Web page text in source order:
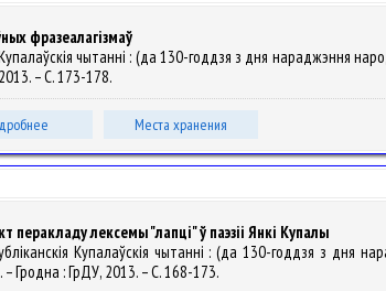
фразеалагізмаў
чытанні : (да 130-годдзя з дня нараджэння
– С. 173-178.
Места хранения
перакладу лексемы "лапці" ў паэзіі Янкі Купалы
Купалаўскія чытанні : (да 130-годдзя з дня
Гродна : ГрДУ, 2013. – С. 168-173.